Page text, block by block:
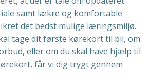
samt lækre og komfortable
det bedst mulige læringsmiljø.
tage dit første kørekort til bil, om
eller om du skal have hjælp til
får vi dig trygt gennem